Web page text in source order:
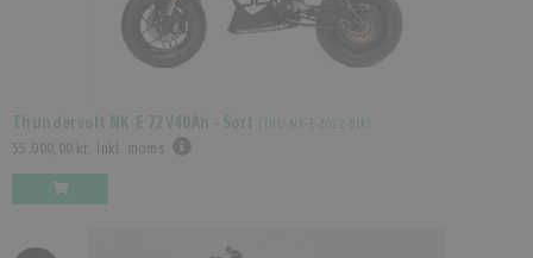
Thundervolt NK-E 72V40Ah - Sort ( THU-NK-E-2022-BLK
55.000,00 kr. Inkl. moms.